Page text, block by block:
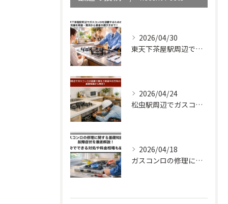
2026/04/30
東天下茶屋駅周辺でガスコンロを設置するための知識を解説・費用から業者の選び方まで！
2026/04/24
松虫駅周辺でガスコンロの設置工事をご検討中の方向けガイド｜基礎知識から解説！
2026/04/18
ガスコンロの修理に関する基礎知識と故障症状を徹底解説！自分でできる対処や料金相場も紹介